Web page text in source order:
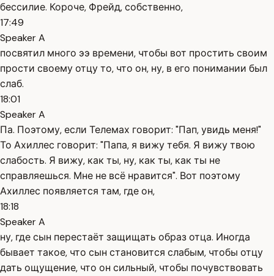
бессилие. Короче, Фрейд, собственно,
17:49
Speaker A
посвятил много ээ времени, чтобы вот простить своим
прости своему отцу то, что он, ну, в его понимании был
слаб.
18:01
Speaker A
Па. Поэтому, если Телемах говорит: "Пап, увидь меня!"
То Ахиллес говорит: "Папа, я вижу тебя. Я вижу твою
слабость. Я вижу, как ты, ну, как ты, как ты не
справляешься. Мне не всё нравится". Вот поэтому
Ахиллес появляется там, где он,
18:18
Speaker A
ну, где сын перестаёт защищать образ отца. Иногда
бывает такое, что сын становится слабым, чтобы отцу
дать ощущение, что он сильный, чтобы почувствовать